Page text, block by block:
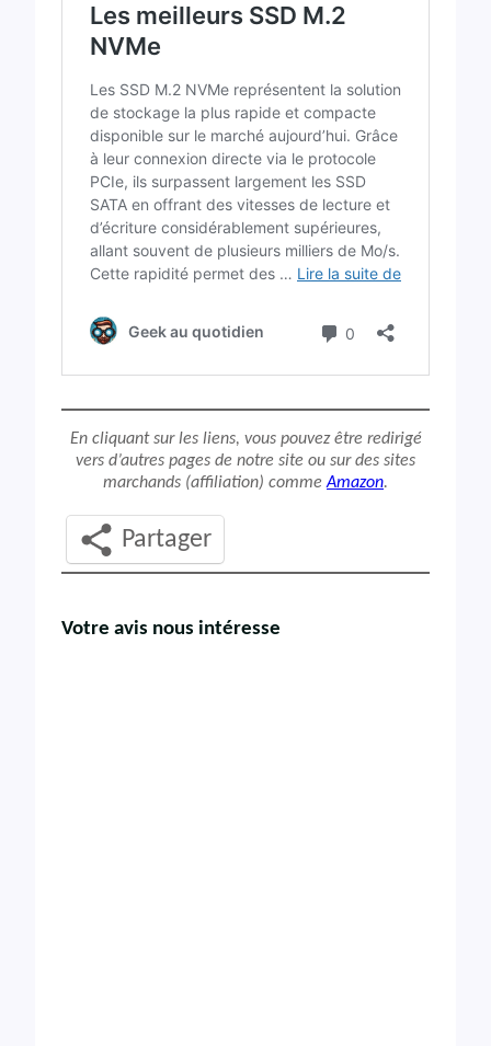
En cliquant sur les liens, vous pouvez être redirigé
vers d’autres pages de notre site ou sur des sites
marchands (affiliation) commeAmazon.
Partager
Votre avis nous intéresse